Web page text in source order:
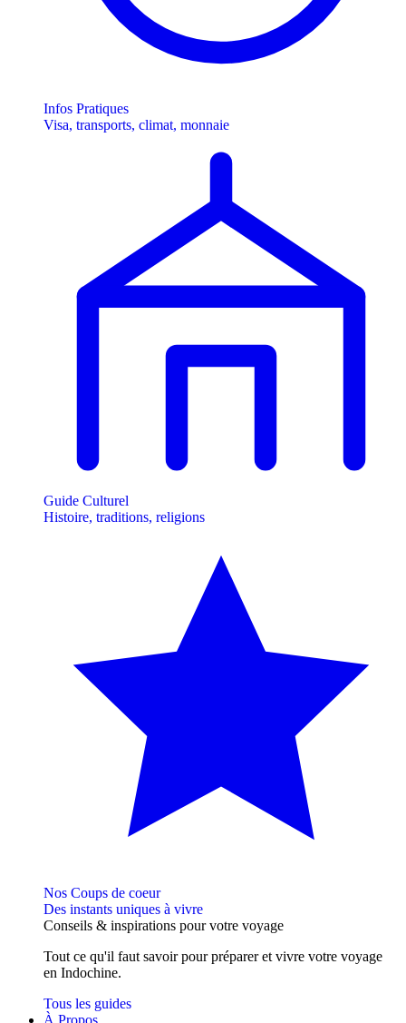
Infos Pratiques
Visa, transports, climat, monnaie
Guide Culturel
Histoire, traditions, religions
Nos Coups de coeur
Des instants uniques à vivre
Conseils & inspirations pour votre voyage
Tout ce qu'il faut savoir pour préparer et vivre votre voyage
en Indochine.
Tous les guides
À Propos